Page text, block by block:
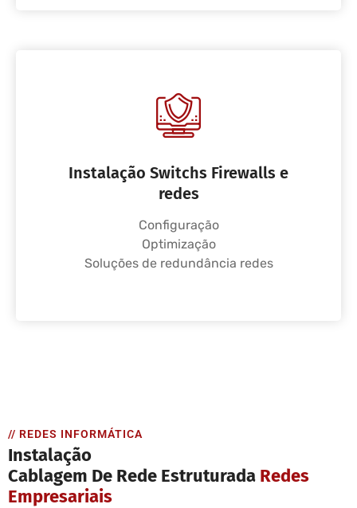
Instalação Switchs Firewalls e
redes
Configuração
Optimização
Soluções de redundância redes
// REDES INFORMÁTICA
Instalação
Cablagem De Rede Estruturada Redes
Empresariais